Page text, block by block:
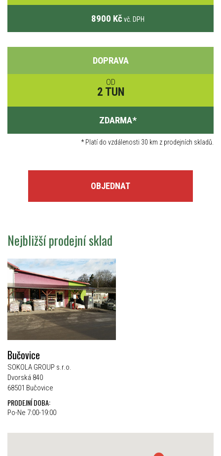
8900 Kč vč. DPH
DOPRAVA
OD
2 TUN
ZDARMA*
*Platí do vzdálenosti 30 km z prodejních skladů.
OBJEDNAT
Nejbližší prodejní sklad
Bučovice
SOKOLA GROUP s.r.o.
Dvorská 840
68501 Bučovice
PRODEJNÍ DOBA:
Po-Ne 7:00-19:00